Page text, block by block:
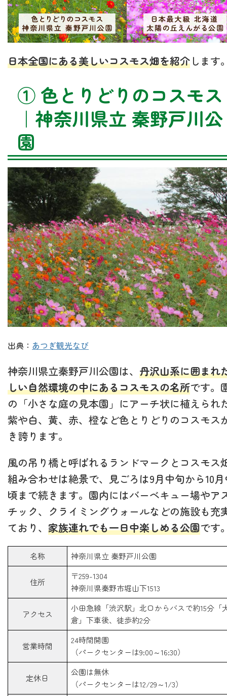
日本全国にある美しいコスモス畑を紹介 します
① 色とりどりのコスモス
｜神奈川県立 秦野戸川公
園
出典： あつぎ観光なび
神奈川県立秦野戸川公園は、 丹沢山系に囲まれ
しい自然環境の中にあるコスモスの名所です。
の「小さな庭の見本園」にアーチ状に植えられ
紫や白、黄、赤、橙など色とりどりのコスモス
き誇ります。
風の吊り橋と呼ばれるランドマークとコスモス
組み合わせは絶景で、見ごろは9月中旬から10
頃まで続きます。園内にはバーベキュー場やア
チック、クライミングウォールなどの施設も充
ており、 家族連れでも一日中楽しめる公園です
名称 神奈川県立 秦野戸川公園
住所
〒259-1304
神奈川県秦野市堀山下1513
アクセス
小田急線「渋沢駅」北口からバスで約15分「
倉」下車後、徒歩約2分
営業時間
24時間開園
（パークセンターは9:00～16:30）
定休日
公園は無休
（パークセンターは12/29～1/3）